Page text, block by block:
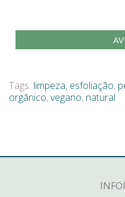
Tags: limpeza, esfoliação,
orgânico,vegano, natural